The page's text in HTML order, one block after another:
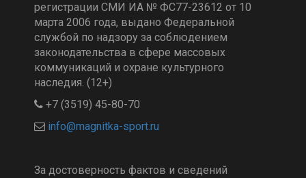
регистрации СМИ ИА № ФС77-23612 от 10
марта 2006 года, выдано Федеральной
службой по надзору за соблюдением
законодательства в сфере массовых
коммуникаций и охране культурного
наследия. (12+)
+7 (3519) 45-80-70
За достоверность фактов и сведений